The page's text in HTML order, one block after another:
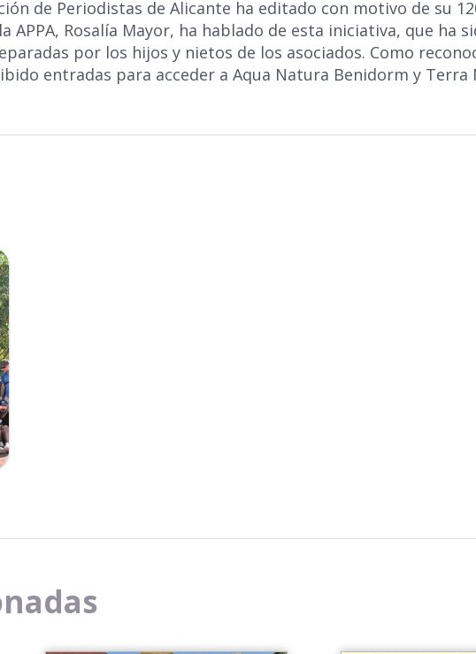
He leido y acepto lapolítica de privacidad
de Periodistas de Alicante ha editado con motivo de su
APPA, Rosalía Mayor, ha hablado de esta iniciativa, que ha
por los hijos y nietos de los asociados. Como
entradas para acceder a Aqua Natura Benidorm y Terra